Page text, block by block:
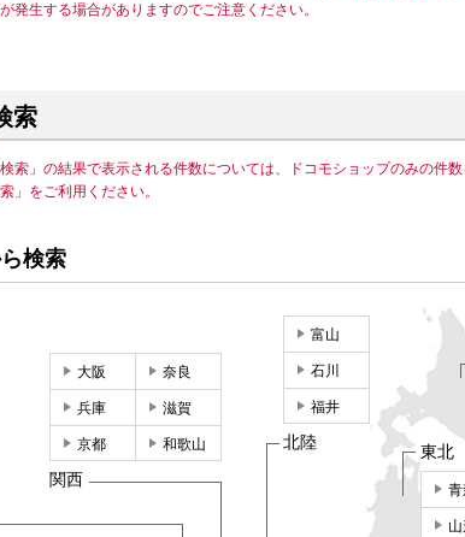
発生する場合がありますのでご注意ください。
索
検索」の結果で表示される件数については、ドコモショップのみの件
」をご利用ください。
検索
東北
富山
石川
福井
北陸
大阪 奈良
兵庫 滋賀
京都 和歌山
関西